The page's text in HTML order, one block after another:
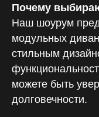
Почему
Наш шоурум
модульных
стильным
можете быть
долговечности.
5.0
Политика
ООО «РУ-СКАЙ»
ИНН 3443150071
ОГРН 1233400003363
© RU-SKY. Все права